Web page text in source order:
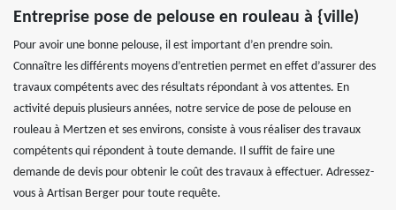
Entreprise pose de pelouse en rouleau à {ville)
Pour avoir une bonne pelouse, il est important d’en prendre soin.
Connaître les différents moyens d’entretien permet en effet d’assurer des
travaux compétents avec des résultats répondant à vos attentes. En
activité depuis plusieurs années, notre service de pose de pelouse en
rouleau à Mertzen et ses environs, consiste à vous réaliser des travaux
compétents qui répondent à toute demande. Il suffit de faire une
demande de devis pour obtenir le coût des travaux à effectuer. Adressez-
vous à Artisan Berger pour toute requête.